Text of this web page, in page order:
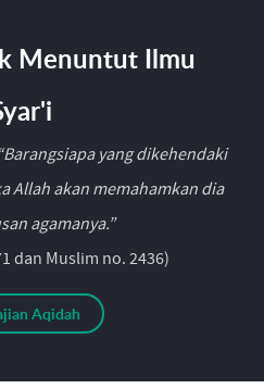
Menuntut Ilmu
“Barangsiapa yang dikehendaki
Allah akan memahamkan dia
agamanya.”
dan Muslim no. 2436)
Aqidah